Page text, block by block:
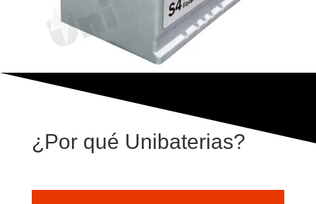
¿Por qué Unibaterias?